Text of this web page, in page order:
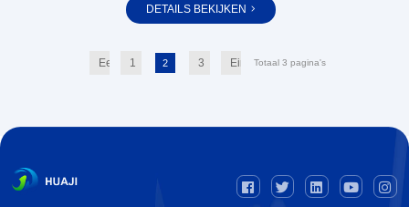
DETAILS BEKIJKEN
Eerst 1 2 3 EindeTotaal 3 pagina's